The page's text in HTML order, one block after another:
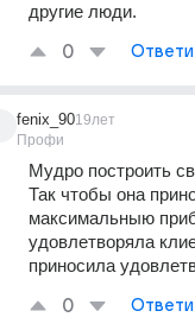
другие люди.
0
fenix_90
Профи
19лет
Мудро построить
Так чтобы она
максимальныю
удовлетворяла
приносила
0